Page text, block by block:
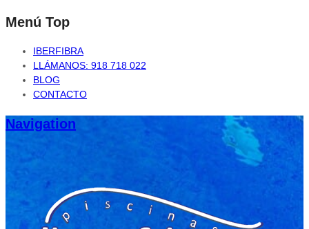
Menú Top
IBERFIBRA
LLÁMANOS: 918 718 022
BLOG
CONTACTO
Navigation